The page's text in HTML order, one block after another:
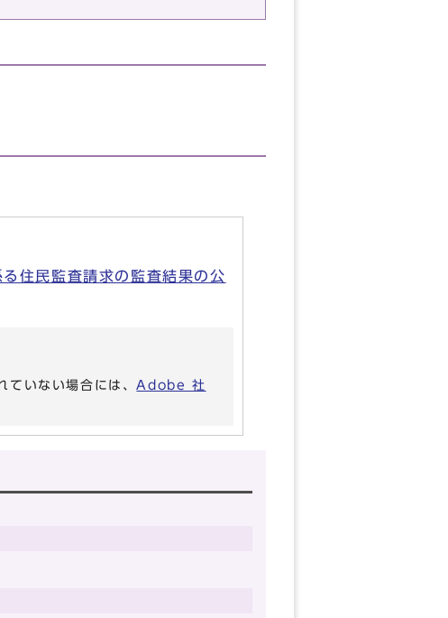
住民監査請求の監査結果の公
ていない場合には、Adobe 社